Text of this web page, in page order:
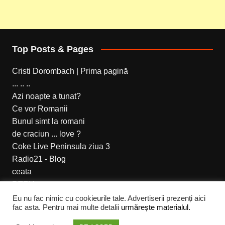
Top Posts & Pages
Cristi Dorombach | Prima pagină
... .. ..
Azi noapte a tunat?
Ce vor Romanii
Bunul simt la romani
de craciun ... love ?
Coke Live Peninsula ziua 3
Radio21 - Blog
ceata
RTFM
Eu nu fac nimic cu cookieurile tale. Advertiserii prezenți aici
fac asta. Pentru mai multe detalii urmărește materialul.